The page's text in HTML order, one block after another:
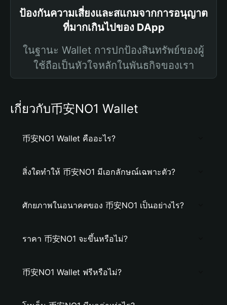
ป้องกันความเสี่ยงและสแกมจากการอนุญาต
ที่มากเกินไปของ DApp
ในฐานะ Wallet การปกป้องสินทรัพย์ของผู้
ใช้ถือเป็นหัวใจหลักในพันธกิจของเรา
เกี่ยวกับ币安NO1 Wallet
币安NO1 Wallet คืออะไร?
สิ่งใดทำให้ 币安NO1 มีเอกลักษณ์เฉพาะตัว?
ศักยภาพในอนาคตของ 币安NO1 เป็นอย่างไร?
ราคา 币安NO1 จะขึ้นหรือไม่?
币安NO1 Wallet ฟรีหรือไม่?